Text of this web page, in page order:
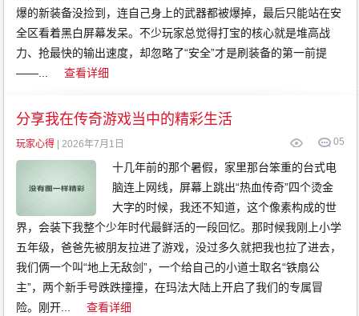
爆的新装备没捡到，连自己身上的武器都被爆掉，最后只能站在安
全区看着黑白屏幕发呆。不少玩家总觉得打宝的核心就是堆高战
力、抢最快的输出速度，却忽略了“安全”才是刷装备的第一前提
——...
查看详细
分享我在传奇游戏当中的精彩生活
5
0
玩家心得 | 2026年7月1日
十几年前的那个暑假，家里那台笨重的台式电
脑连上网线，屏幕上跳出“热血传奇”四个烫金
大字的时候，我还不知道，这个像素构成的世
界，会装下我整个少年时代最鲜活的一段回忆。那时候我刚上小学
五年级，爸爸先被朋友拉进了游戏，没过多久就把我也拉了进去，
我们俩一个叫“地上无敌剑”，一个给自己的小道士取名“铁扇公
主”，两个新手号跌跌撞撞，在玛法大陆上开启了我们的专属冒
险。刚开...
查看详细